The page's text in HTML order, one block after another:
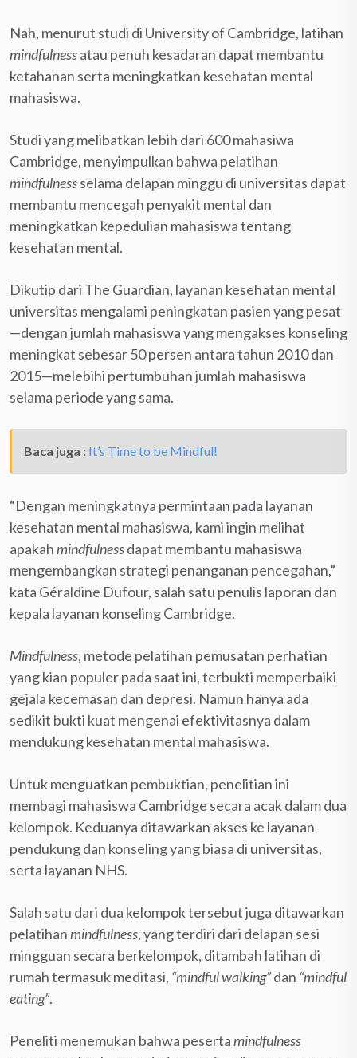
Nah, menurut studi di University of Cambridge, latihan
mindfulnessatau penuh kesadaran dapat membantu
ketahanan serta meningkatkan kesehatan mental
mahasiswa.
Studi yang melibatkan lebih dari 600 mahasiwa
Cambridge, menyimpulkan bahwa pelatihan
mindfulnessselama delapan minggu di universitas dapat
membantu mencegah penyakit mental dan
meningkatkan kepedulian mahasiswa tentang
kesehatan mental.
Dikutip dari The Guardian, layanan kesehatan mental
universitas mengalami peningkatan pasien yang pesat
—dengan jumlah mahasiswa yang mengakses konseling
meningkat sebesar 50 persen antara tahun 2010 dan
2015—melebihi pertumbuhan jumlah mahasiswa
selama periode yang sama.
Baca juga : It’s Time to be Mindful!
“Dengan meningkatnya permintaan pada layanan
kesehatan mental mahasiswa, kami ingin melihat
apakahmindfulnessdapat membantu mahasiswa
mengembangkan strategi penanganan pencegahan,”
kata Géraldine Dufour, salah satu penulis laporan dan
kepala layanan konseling Cambridge.
Mindfulness, metode pelatihan pemusatan perhatian
yang kian populer pada saat ini, terbukti memperbaiki
gejala kecemasan dan depresi. Namun hanya ada
sedikit bukti kuat mengenai efektivitasnya dalam
mendukung kesehatan mental mahasiswa.
Untuk menguatkan pembuktian, penelitian ini
membagi mahasiswa Cambridge secara acak dalam dua
kelompok. Keduanya ditawarkan akses ke layanan
pendukung dan konseling yang biasa di universitas,
serta layanan NHS.
Salah satu dari dua kelompok tersebut juga ditawarkan
pelatihanmindfulness, yang terdiri dari delapan sesi
mingguan secara berkelompok, ditambah latihan di
rumah termasuk meditasi, “mindful walking”dan “mindful
eating”.
Peneliti menemukan bahwa pesertamindfulness